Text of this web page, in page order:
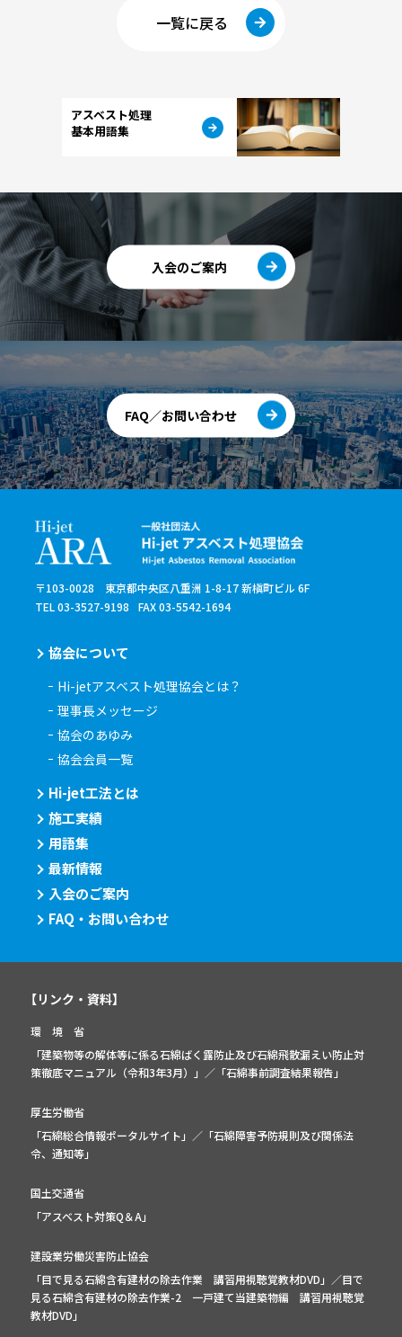
一覧に戻る
アスベスト処理
基本用語集
入会のご案内
FAQ／お問い合わせ
〒103-0028 東京都中央区八重洲 1-8-17 新槇町ビル 6F
TEL 03-3527-9198
FAX 03-5542-1694
協会について
Hi-jetアスベスト処理協会とは？
理事長メッセージ
協会のあゆみ
協会会員一覧
Hi-jet工法とは
施工実績
用語集
最新情報
入会のご案内
FAQ・お問い合わせ
【リンク・資料】
環 境 省
「建築物等の解体等に係る石綿ばく露防止及び石綿飛散漏えい防止対
策徹底マニュアル（令和3年3月）」 ／「石綿事前調査結果報告」
厚生労働省
「石綿総合情報ポータルサイト」 ／「石綿障害予防規則及び関係法
令、通知等」
国土交通省
「アスベスト対策Q＆A」
建設業労働災害防止協会
「目で見る石綿含有建材の除去作業 講習用視聴覚教材DVD」／目で
見る石綿含有建材の除去作業-2 一戸建て当建築物編 講習用視聴覚
教材DVD」